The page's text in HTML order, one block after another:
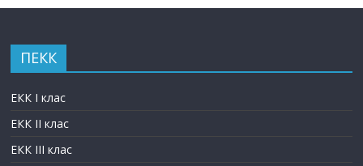
ПЕКК
ЕКК I клас
ЕКК II клас
ЕКК III клас